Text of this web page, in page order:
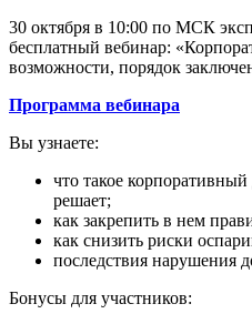
30 октября в 10:00 по МСК
бесплатный вебинар:
возможности, порядок
Программа вебинара
Вы узнаете:
что такое
решает;
как закрепить в нем
как снизить риски
последствия нарушения
Бонусы для участников: